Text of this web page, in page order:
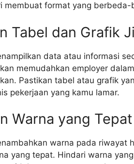
membuat format yang
Tabel dan Grafik
data atau informasi
memudahkan employer
Pastikan tabel atau grafik
pekerjaan yang kamu lamar.
Warna yang Tepat
warna pada riwayat
yang tepat. Hindari warna